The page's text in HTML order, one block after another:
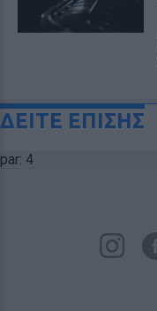
ΔΕΙΤΕ ΕΠΙΣΗΣ
par: 4